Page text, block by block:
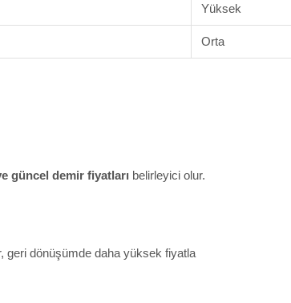
Yüksek
Orta
güncel demir fiyatları belirleyici olur.
geri dönüşümde daha yüksek fiyatla